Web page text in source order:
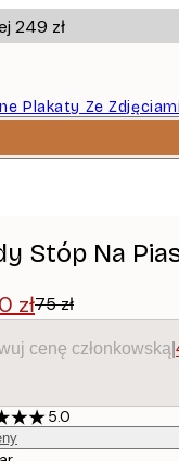
249 zł
Plakaty Ze
Stóp Na
zł75 zł
cenę członkowską
5.0